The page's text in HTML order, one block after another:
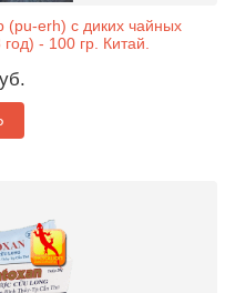
(pu-erh) с диких чайных
- 100 гр. Китай.